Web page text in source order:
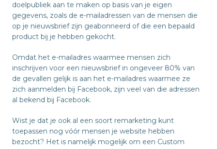
doelpubliek aan te maken op basis van je eigen
gegevens, zoals de e-mailadressen van de mensen die
op je nieuwsbrief zijn geabonneerd of die een bepaald
product bij je hebben gekocht.
Omdat het e-mailadres waarmee mensen zich
inschrijven voor een nieuwsbrief in ongeveer 80% van
de gevallen gelijk is aan het e-mailadres waarmee ze
zich aanmelden bij Facebook, zijn veel van die adressen
al bekend bij Facebook.
Wist je dat je ook al een soort remarketing kunt
toepassen nog vóór mensen je website hebben
bezocht? Het is namelijk mogelijk om een Custom